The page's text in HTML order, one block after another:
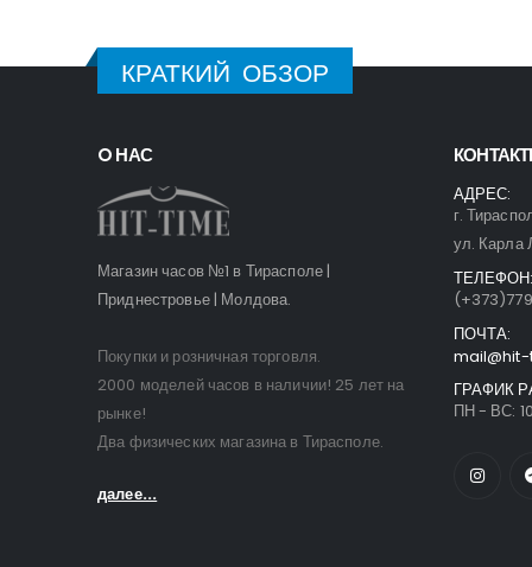
КРАТКИЙ ОБЗОР
O НАС
Магазин часов №1 в Тирасполе |
Приднестровье | Молдова.
Покупки и розничная торговля.
2000 моделей часов в наличии! 25 лет на
рынке!
Два физических магазина в Тирасполе.
далее...
АДРЕС:
г.
ул. Карла
ПОЧТА:
ГРАФИК
ПН - ВС: